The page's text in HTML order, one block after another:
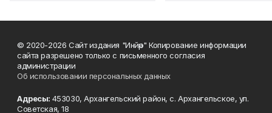
© 2020-2026 Сайт издания "Инйәр" Копирование информации
сайта разрешено только с письменного согласия
администрации
Об использовании персональных данных
Адресы: 453030, Архангельский район, с. Архангельское, ул.
Советская, 18